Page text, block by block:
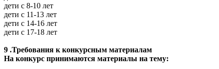
дети с 8-10 лет
дети с 11-13 лет
дети с 14-16 лет
дети с 17-18 лет
9 .Требования к конкурсным материалам
На конкурс принимаются материалы на тему: